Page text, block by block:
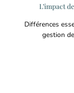
L’impact
Différences
gestion